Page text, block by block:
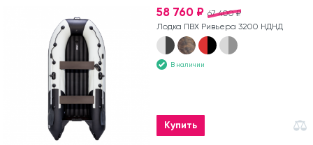
67 400 ₽
58 760 ₽
Лодка ПВХ Ривьера 3200 НДНД
В наличии
Купить